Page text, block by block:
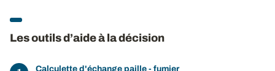
Les outils d’aide à la décision
Calculette d'échange paille - fumier